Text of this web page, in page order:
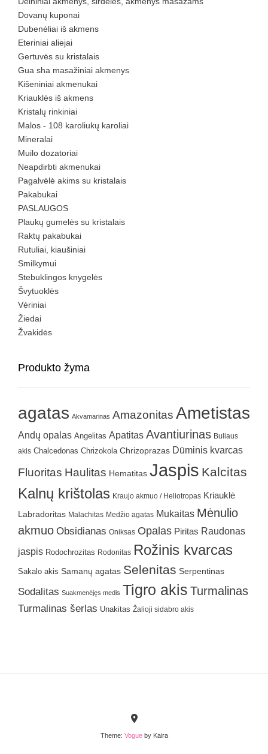
Dovanų kuponai
Dubenėliai iš akmens
Eteriniai aliejai
Gertuvės su kristalais
Gua sha masažiniai akmenys
Kišeniniai akmenukai
Kriauklės iš akmens
Kristalų rinkiniai
Malos - 108 karoliukų karoliai
Mineralai
Muilo dozatoriai
Neapdirbti akmenukai
Pagalvėlė akims su kristalais
Pakabukai
PASLAUGOS
Plaukų gumelės su kristalais
Raktų pakabukai
Rutuliai, kiaušiniai
Smilkymui
Stebuklingos knygelės
Švytuoklės
Vėriniai
Žiedai
Žvakidės
Produkto žyma
agatas Akvamarinas Amazonitas Ametistas
Andų opalas Angelitas Apatitas Avantiurinas Buliaus
akis Chalcedonas Chrizokola Chrizoprazas Dūminis kvarcas
Fluoritas Haulitas Hematitas Jaspis Kalcitas
Kalnų krištolas Kraujo akmuo / Heliotropas Kriauklė
Labradoritas Malachitas Medžio agatas Mukaitas Mėnulio
akmuo Obsidianas Oniksas Opalas Piritas Raudonas
jaspis Rodochrozitas Rodonitas Rožinis kvarcas
Sakalo akis Samanų agatas Selenitas Serpentinas
Sodalitas Suakmenėjęs medis Tigro akis Turmalinas
Turmalinas šerlas Unakitas Žalioji sidabro akis
Theme: Vogueby Kaira